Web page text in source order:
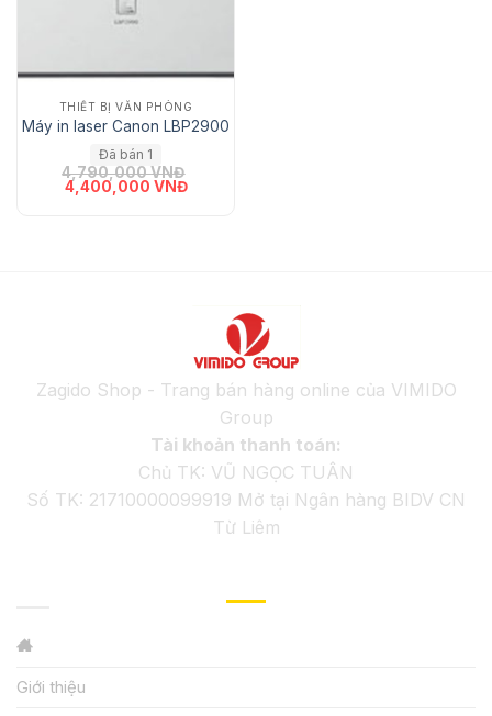
THIẾT BỊ VĂN PHÒNG
Máy in laser Canon LBP2900
Đã bán 1
4,790,000VNĐ
Giá gốc là: 4,790,000 VNĐ.
4,400,000 VNĐGiá hiện tại là: 4,400,000 VNĐ.
Zagido Shop - Trang bán hàng online của VIMIDO
Group
Tài khoản thanh toán:
Chủ TK: VŨ NGỌC TUÂN
Số TK: 21710000099919 Mở tại Ngân hàng BIDV CN
Từ Liêm
Giới thiệu